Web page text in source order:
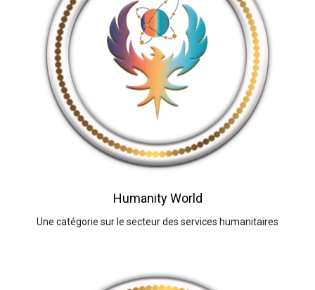
Humanity World
Une catégorie sur le secteur des services humanitaires